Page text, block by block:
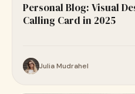
Personal Blog: Visual
Calling Card in 2025
Julia Mudrahel